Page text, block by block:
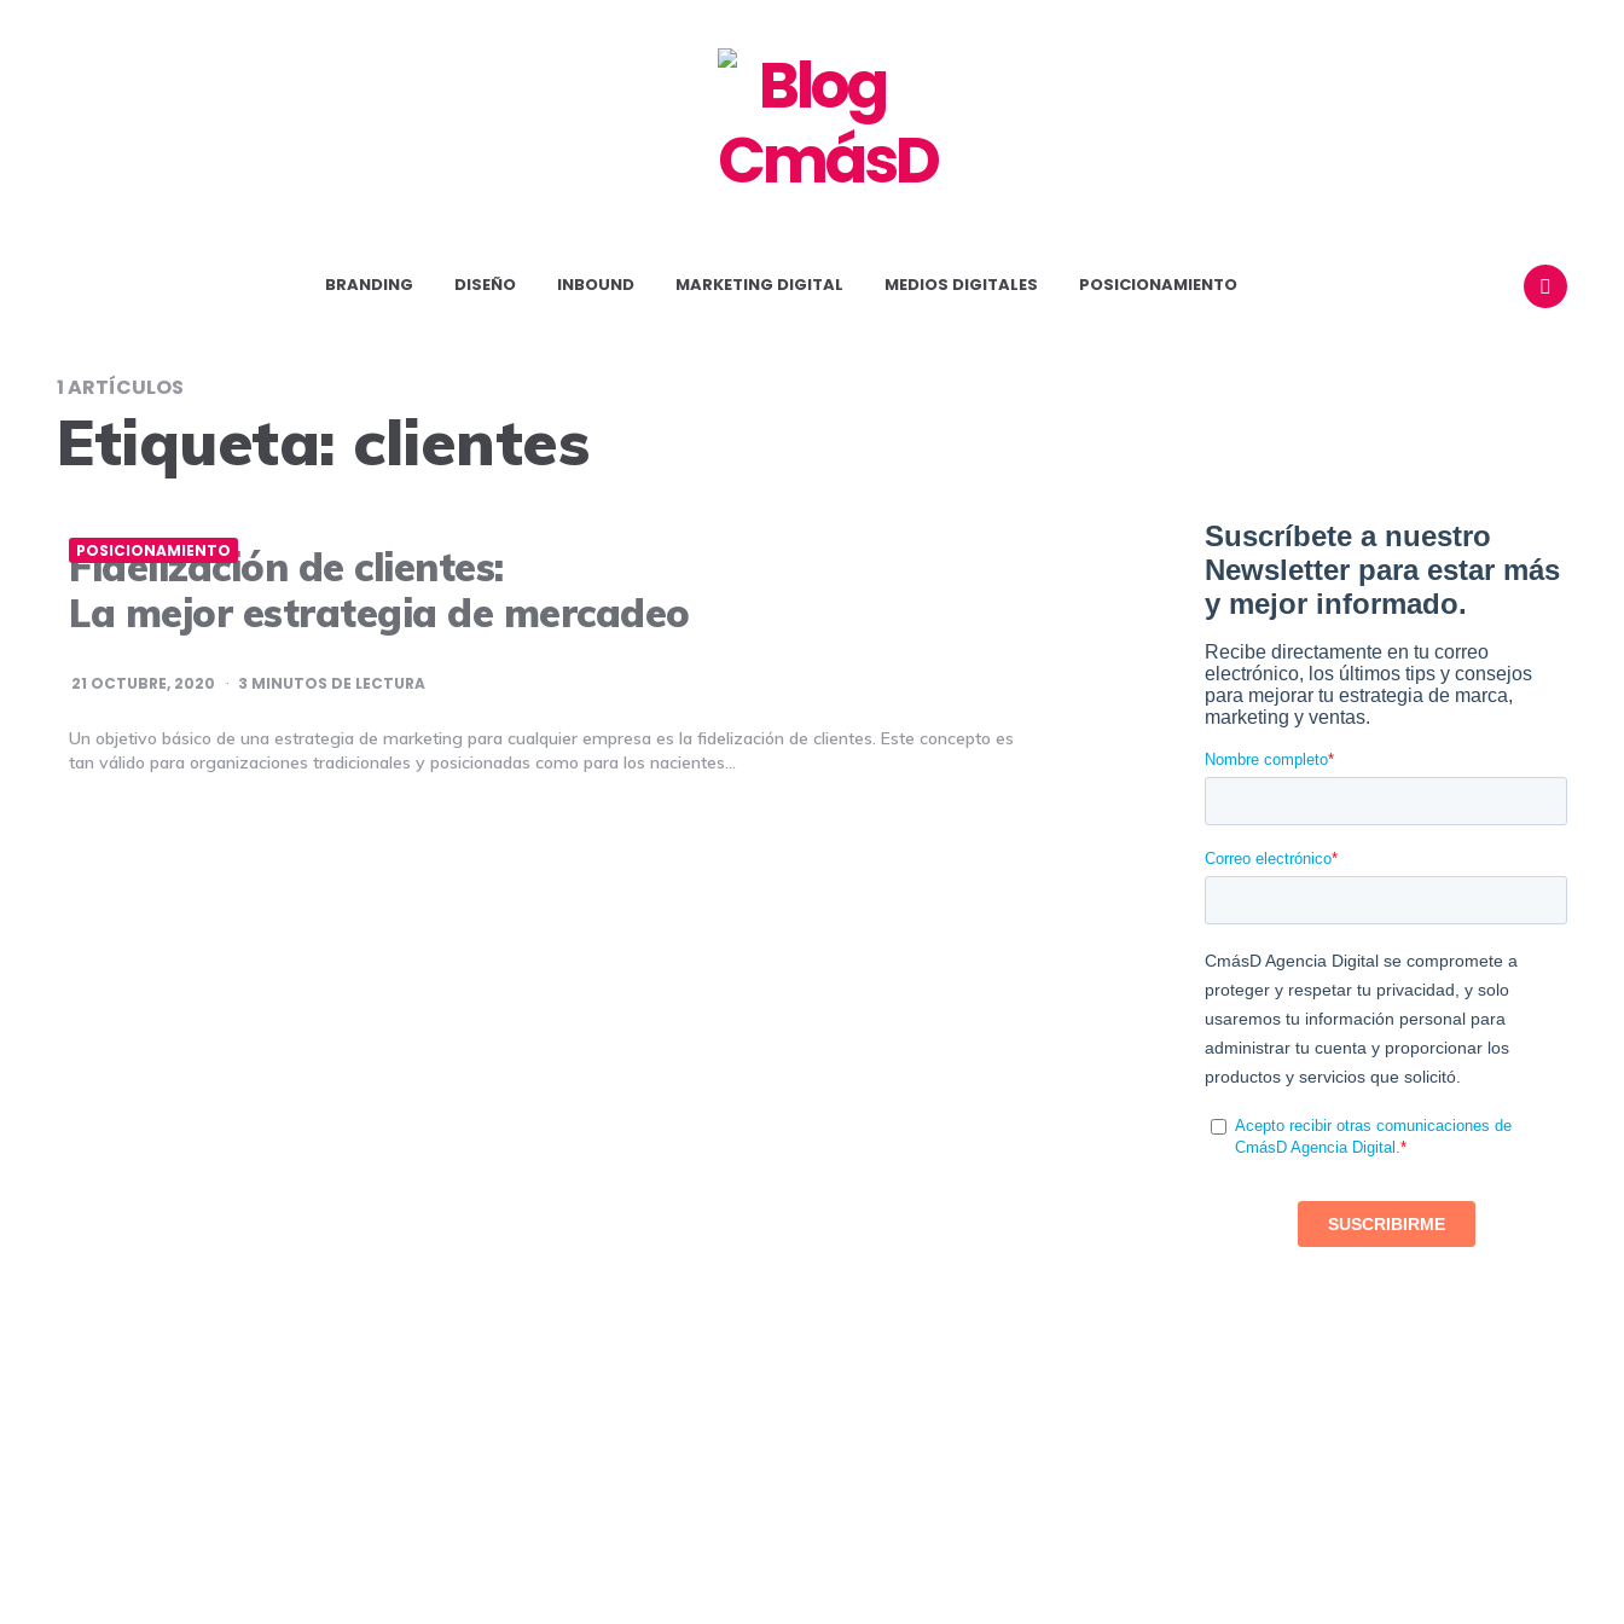
CmásD
BRANDING DISEÑO INBOUND MARKETING DIGITAL MEDIOS DIGITALES
POSICIONAMIENTO
1 ARTÍCULOS
Etiqueta: clientes
POSICIONAMIENTO
Fidelización de clientes:
La mejor estrategia de mercadeo
21 OCTUBRE, 2020 3 MINUTOS DE LECTURA
Un objetivo básico de una estrategia de marketing para cualquier empresa es la fidelización de clientes. Este concepto es
tan válido para organizaciones tradicionales y posicionadas como para los nacientes…